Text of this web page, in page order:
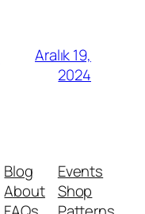
Aralık 19,
2024
Blog
About
Events
Shop